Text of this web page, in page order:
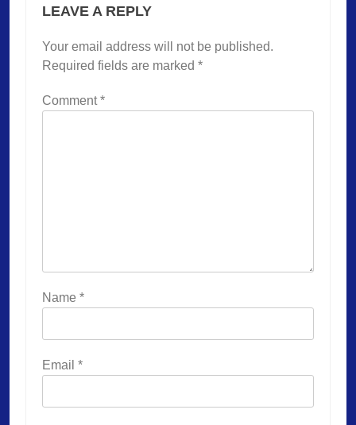
LEAVE A REPLY
Your email address will not be published.
Required fields are marked *
Comment*
Name *
Email *